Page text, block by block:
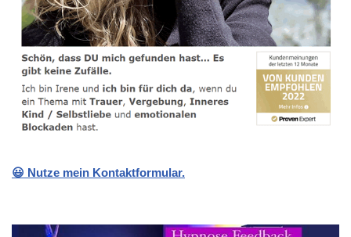
😃 Nutze mein Kontaktformular.